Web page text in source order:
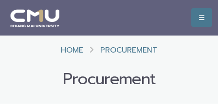
HOME PROCUREMENT
Procurement